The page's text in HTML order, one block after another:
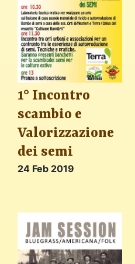
1° Incontro
scambio e
Valorizzazione
dei semi
24 Feb 2019